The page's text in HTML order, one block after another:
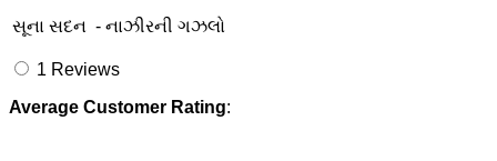
સૂના સદન - નાઝીરની ગઝલો
1 Reviews
Average Customer Rating: